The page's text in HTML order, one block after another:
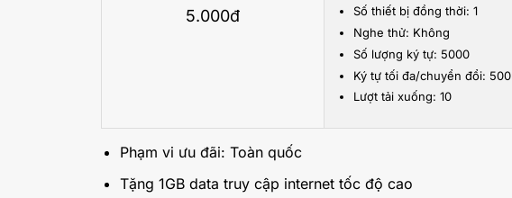
5.000đ
Số thiết bị đồng thời: 1
Nghe thử: Không
Số lượng ký tự: 5000
Ký tự tối đa/chuyển đổi: 500
Lượt tải xuống: 10
Phạm vi ưu đãi: Toàn quốc
Tặng 1GB data truy cập internet tốc độ cao